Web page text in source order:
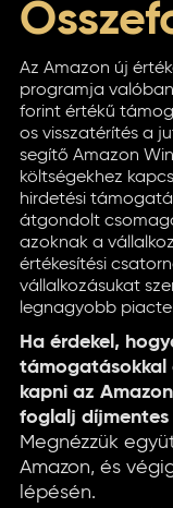
Az Amazon új
programja
forint értékű
os visszatérítés a
segítő Amazon
költségekhez
hirdetési
átgondolt
azoknak a
értékesítési
vállalkozásukat
legnagyobb
Ha érdekel,
támogatásokkal
kapni az
foglalj
Megnézzük
Amazon, és
lépésén.